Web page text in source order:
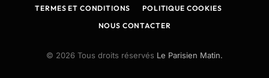
TERMES ET CONDITIONS
POLITIQUE COOKIES
NOUS CONTACTER
© 2026 Tous droits réservés Le Parisien Matin.